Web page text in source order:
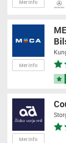
Mer info
Mer info
Mer info